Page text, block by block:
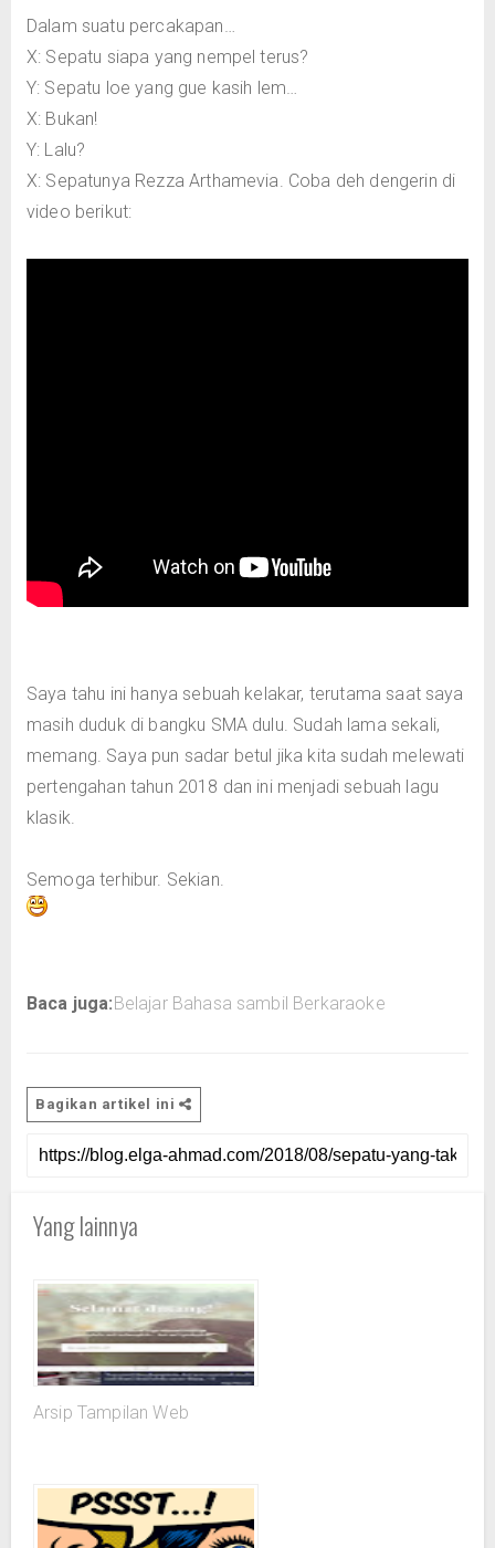
Dalam suatu percakapan…
X: Sepatu siapa yang nempel terus?
Y: Sepatu loe yang gue kasih lem…
X: Bukan!
Y: Lalu?
X: Sepatunya Rezza Arthamevia. Coba deh dengerin di
video berikut:
Saya tahu ini hanya sebuah kelakar, terutama saat saya
masih duduk di bangku SMA dulu. Sudah lama sekali,
memang. Saya pun sadar betul jika kita sudah melewati
pertengahan tahun 2018 dan ini menjadi sebuah lagu
klasik.
Semoga terhibur. Sekian.
Baca juga:Belajar Bahasa sambil Berkaraoke
Bagikan artikel ini
Yang lainnya
Arsip Tampilan Web